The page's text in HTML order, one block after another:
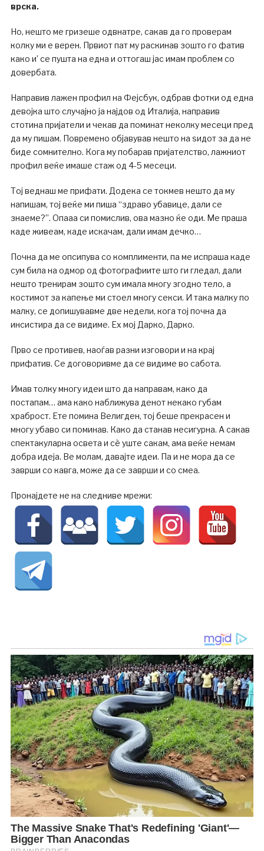
врска.
Но, нешто ме гризеше одвнатре, сакав да го проверам
колку ми е верен. Првиот пат му раскинав зошто го фатив
како и’ се пушта на една и оттогаш јас имам проблем со
довербата.
Направив лажен профил на Фејсбук, одбрав фотки од една
девојка што случајно ја најдов од Италија, направив
стотина пријатели и чекав да поминат неколку месеци пред
да му пишам. Повремено објавував нешто на ѕидот за да не
биде сомнително. Кога му побарав пријателство, лажниот
профил веќе имаше стаж од 4-5 месеци.
Тој веднаш ме прифати. Додека се токмев нешто да му
напишам, тој веќе ми пиша “здраво убавице, дали се
знаеме?”. Опааа си помислив, ова мазно ќе оди. Ме праша
каде живеам, каде искачам, дали имам дечко…
Почна да ме опсипува со комплименти, па ме испраша каде
сум била на одмор од фотографиите што ги гледал, дали
нешто тренирам зошто сум имала многу згодно тело, а
костимот за капење ми стоел многу секси. И така малку по
малку, се допишувавме две недели, кога тој почна да
инсистира да се видиме. Ех мој Дарко, Дарко.
Прво се противев, наоѓав разни изговори и на крај
прифатив. Се договоривме да се видиме во сабота.
Имав толку многу идеи што да направам, како да
постапам… ама како наближува денот некако губам
храброст. Ете помина Велигден, тој беше прекрасен и
многу убаво си поминав. Како да станав несигурна. А сакав
спектакуларна освета и сè уште сакам, ама веќе немам
добра идеја. Ве молам, давајте идеи. Па и не мора да се
заврши со кавга, може да се заврши и со смеа.
Пронајдете не на следниве мрежи: